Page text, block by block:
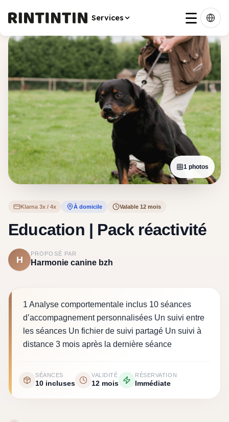
Services ☰
Retour aux offres deHarmonie canine bzh
1 photos
Klarna 3x / 4x À domicile Valable 12 mois
Education | Pack réactivité
H
PROPOSÉ PAR
Harmonie canine bzh
1 Analyse comportementale inclus 10 séances
d’accompagnement personnalisées Un suivi entre
les séances Un fichier de suivi partagé Un suivi à
distance 3 mois après la dernière séance
SÉANCES
10 incluses
VALIDITÉ
12 mois
RÉSERVATION
Immédiate